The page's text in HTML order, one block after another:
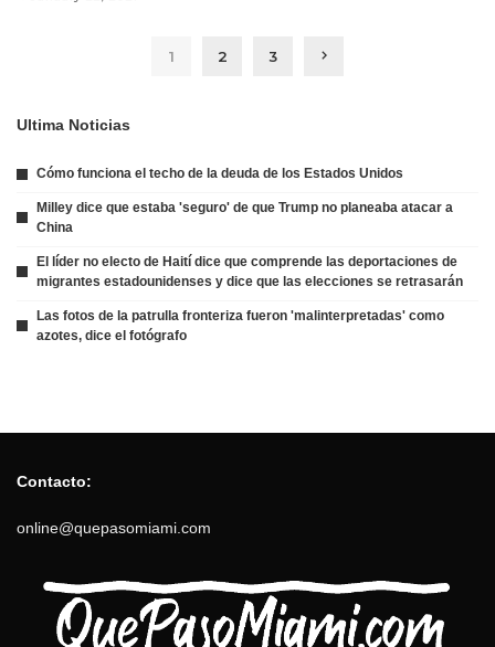
1 2 3
Ultima Noticias
Cómo funciona el techo de la deuda de los Estados Unidos
Milley dice que estaba 'seguro' de que Trump no planeaba atacar a
China
El líder no electo de Haití dice que comprende las deportaciones de
migrantes estadounidenses y dice que las elecciones se retrasarán
Las fotos de la patrulla fronteriza fueron 'malinterpretadas' como
azotes, dice el fotógrafo
Contacto:
online@quepasomiami.com